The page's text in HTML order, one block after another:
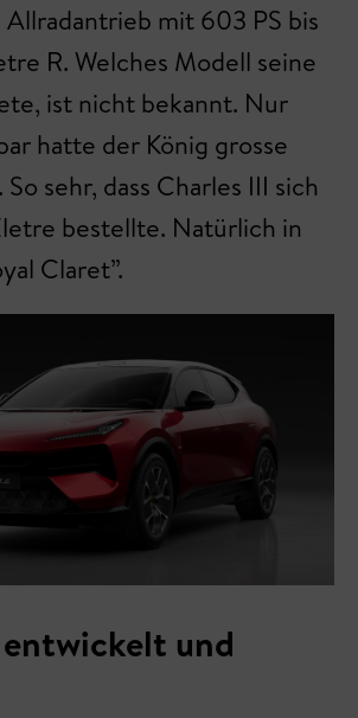
mit 603 PS bis
R. Welches Modell seine
ist nicht bekannt. Nur
hatte der König grosse
sehr, dass Charles III sich
bestellte. Natürlich in
Claret”.
und